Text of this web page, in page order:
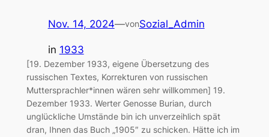
Nov. 14, 2024—vonSozial_Admin
in 1933
[19. Dezember 1933, eigene Übersetzung des
russischen Textes, Korrekturen von russischen
Muttersprachler*innen wären sehr willkommen] 19.
Dezember 1933. Werter Genosse Burian, durch
unglückliche Umstände bin ich unverzeihlich spät
dran, Ihnen das Buch „1905″ zu schicken. Hätte ich im